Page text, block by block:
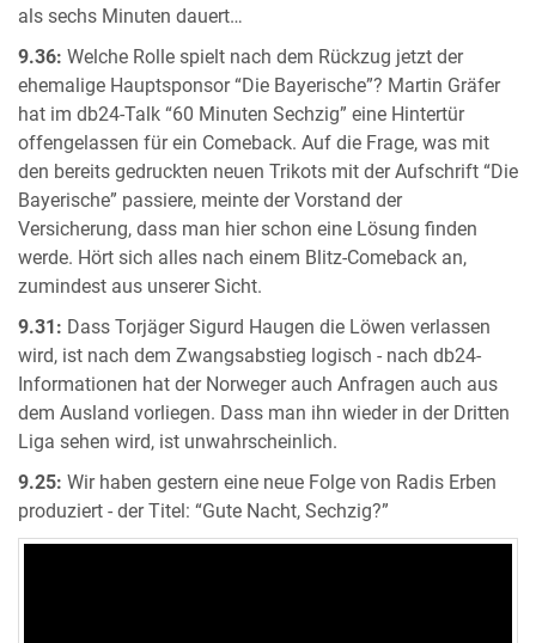
als sechs Minuten dauert…
9.36: Welche Rolle spielt nach dem Rückzug jetzt der
ehemalige Hauptsponsor “Die Bayerische”? Martin Gräfer
hat im db24-Talk “60 Minuten Sechzig” eine Hintertür
offengelassen für ein Comeback. Auf die Frage, was mit
den bereits gedruckten neuen Trikots mit der Aufschrift “Die
Bayerische” passiere, meinte der Vorstand der
Versicherung, dass man hier schon eine Lösung finden
werde. Hört sich alles nach einem Blitz-Comeback an,
zumindest aus unserer Sicht.
9.31: Dass Torjäger Sigurd Haugen die Löwen verlassen
wird, ist nach dem Zwangsabstieg logisch - nach db24-
Informationen hat der Norweger auch Anfragen auch aus
dem Ausland vorliegen. Dass man ihn wieder in der Dritten
Liga sehen wird, ist unwahrscheinlich.
9.25: Wir haben gestern eine neue Folge von Radis Erben
produziert - der Titel: “Gute Nacht, Sechzig?”